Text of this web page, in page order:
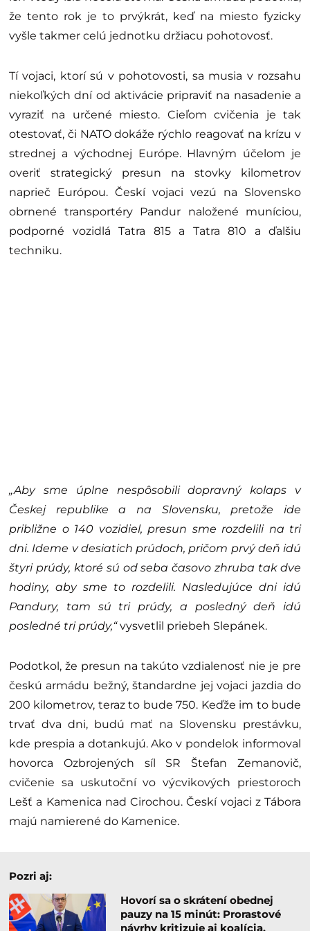
že tento rok je to prvýkrát, keď na miesto fyzicky
vyšle takmer celú jednotku držiacu pohotovosť.
Tí vojaci, ktorí sú v pohotovosti, sa musia v rozsahu
niekoľkých dní od aktivácie pripraviť na nasadenie a
vyraziť na určené miesto. Cieľom cvičenia je tak
otestovať, či NATO dokáže rýchlo reagovať na krízu v
strednej a východnej Európe. Hlavným účelom je
overiť strategický presun na stovky kilometrov
naprieč Európou. Českí vojaci vezú na Slovensko
obrnené transportéry Pandur naložené muníciou,
podporné vozidlá Tatra 815 a Tatra 810 a ďalšiu
techniku.
„Aby sme úplne nespôsobili dopravný kolaps v
Českej republike a na Slovensku, pretože ide
približne o 140 vozidiel, presun sme rozdelili na tri
dni. Ideme v desiatich prúdoch, pričom prvý deň idú
štyri prúdy, ktoré sú od seba časovo zhruba tak dve
hodiny, aby sme to rozdelili. Nasledujúce dni idú
Pandury, tam sú tri prúdy, a posledný deň idú
posledné tri prúdy,“vysvetlil priebeh Slepánek.
Podotkol, že presun na takúto vzdialenosť nie je pre
českú armádu bežný, štandardne jej vojaci jazdia do
200 kilometrov, teraz to bude 750. Keďže im to bude
trvať dva dni, budú mať na Slovensku prestávku,
kde prespia a dotankujú. Ako v pondelok informoval
hovorca Ozbrojených síl SR Štefan Zemanovič,
cvičenie sa uskutoční vo výcvikových priestoroch
Lešť a Kamenica nad Cirochou. Českí vojaci z Tábora
majú namierené do Kamenice.
Pozri aj:
Hovorí sa o skrátení obednej
pauzy na 15 minút: Prorastové
návrhy kritizuje aj koalícia,